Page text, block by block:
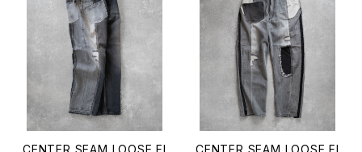
CENTER SEAM LOOSE FI
CENTER SEAM LOOSE FI